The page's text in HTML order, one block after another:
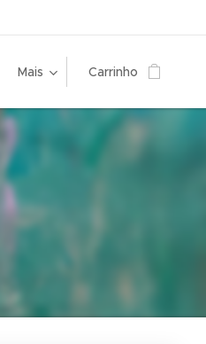
Mais Carrinho